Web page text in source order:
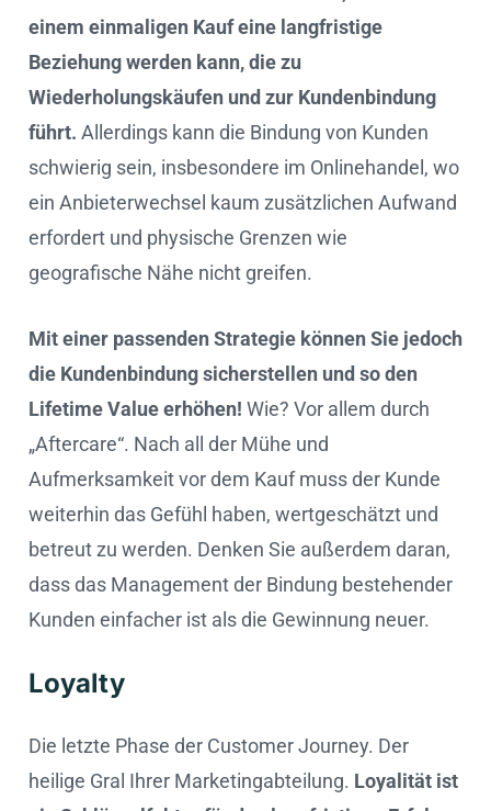
einem einmaligen Kauf eine langfristige
Beziehung werden kann, die zu
Wiederholungskäufen und zur Kundenbindung
führt. Allerdings kann die Bindung von Kunden
schwierig sein, insbesondere im Onlinehandel, wo
ein Anbieterwechsel kaum zusätzlichen Aufwand
erfordert und physische Grenzen wie
geografische Nähe nicht greifen.
Mit einer passenden Strategie können Sie jedoch
die Kundenbindung sicherstellen und so den
Lifetime Value erhöhen! Wie? Vor allem durch
„Aftercare“. Nach all der Mühe und
Aufmerksamkeit vor dem Kauf muss der Kunde
weiterhin das Gefühl haben, wertgeschätzt und
betreut zu werden. Denken Sie außerdem daran,
dass das Management der Bindung bestehender
Kunden einfacher ist als die Gewinnung neuer.
Loyalty
Die letzte Phase der Customer Journey. Der
heilige Gral Ihrer Marketingabteilung. Loyalität ist